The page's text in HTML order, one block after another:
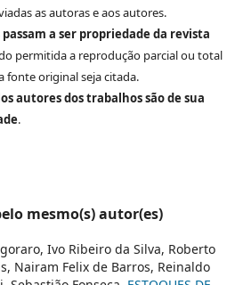
as autoras e aos autores.
a ser propriedade da revista
permitida a reprodução parcial ou total
fonte original seja citada.
autores dos trabalhos são de sua
.
mesmo(s) autor(es)
Ivo Ribeiro da Silva, Roberto
Nairam Felix de Barros, Reinaldo